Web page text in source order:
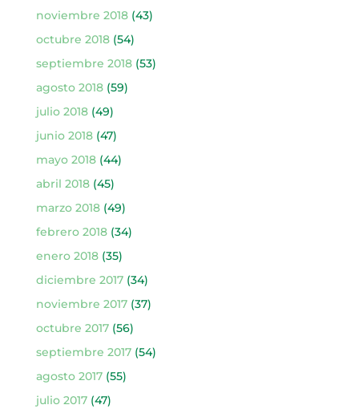
noviembre 2018(43)
octubre 2018(54)
septiembre 2018(53)
agosto 2018(59)
julio 2018(49)
junio 2018(47)
mayo 2018(44)
abril 2018(45)
marzo 2018(49)
febrero 2018(34)
enero 2018(35)
diciembre 2017(34)
noviembre 2017(37)
octubre 2017(56)
septiembre 2017(54)
agosto 2017(55)
julio 2017(47)